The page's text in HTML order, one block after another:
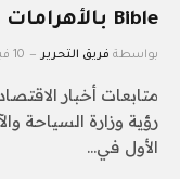
Bible بالأهرامات
بواسطة فريق التحرير 10 فبراير، 2025
متابعات أخبار
رؤية وزارة السياحة
الأول في…